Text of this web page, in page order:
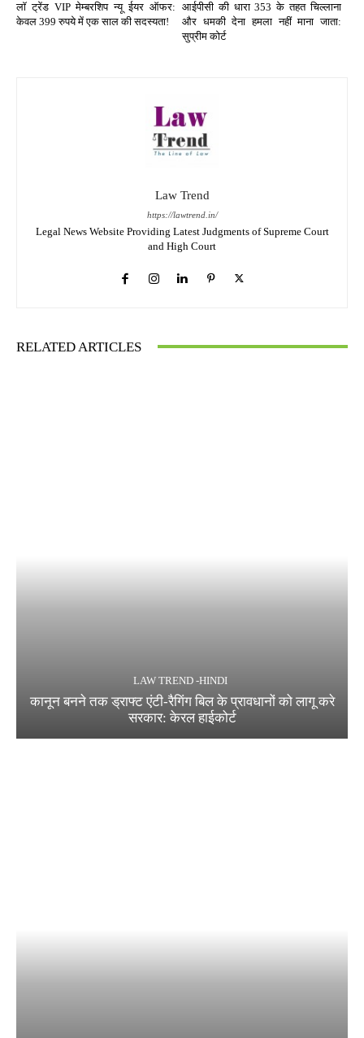
लॉ ट्रेंड VIP मेम्बरशिप न्यू ईयर ऑफर:
केवल 399 रुपये में एक साल की सदस्यता!
आईपीसी की धारा 353 के तहत चिल्लाना
और धमकी देना हमला नहीं माना जाता:
सुप्रीम कोर्ट
Law Trend
https://lawtrend.in/
Legal News Website Providing Latest Judgments of Supreme Court
and High Court
RELATED ARTICLES
LAW TREND -HINDI
कानून बनने तक ड्राफ्ट एंटी-रैगिंग बिल के प्रावधानों को लागू करे
सरकार: केरल हाईकोर्ट